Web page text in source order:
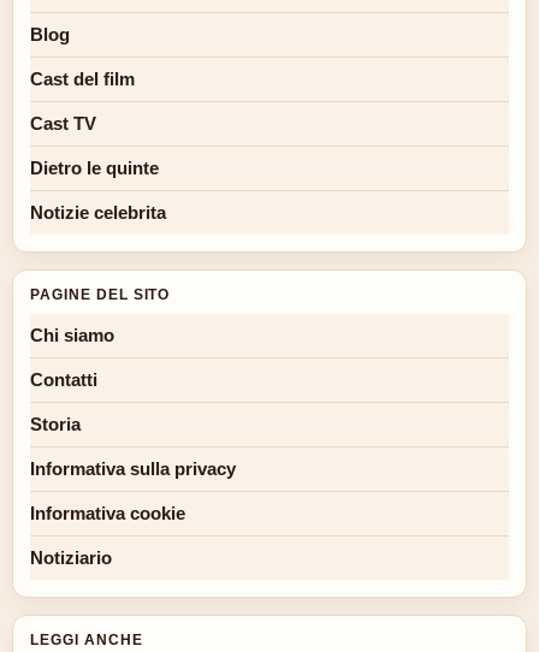
Blog
Cast del film
Cast TV
Dietro le quinte
Notizie celebrita
PAGINE DEL SITO
Chi siamo
Contatti
Storia
Informativa sulla privacy
Informativa cookie
Notiziario
LEGGI ANCHE